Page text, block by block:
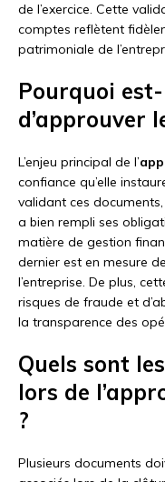
de l’exercice. Cette
comptes reflètent
patrimoniale de
Pourquoi
d’approuver
L’enjeu principal de l’
confiance qu’elle
validant ces
a bien rempli ses
matière de gestion
dernier est en mesure
l’entreprise. De plus,
risques de fraude et
la transparence des
Quels sont
lors de
?
Plusieurs documents